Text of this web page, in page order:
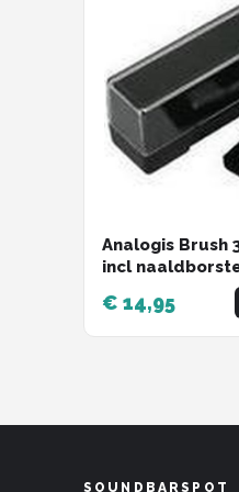
Analogis Brush
incl
€ 14,95
SOUNDBARSPOT